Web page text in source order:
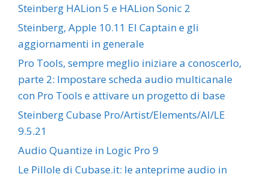
Steinberg HALion 5 e HALion Sonic 2
Steinberg, Apple 10.11 El Captain e gli
aggiornamenti in generale
Pro Tools, sempre meglio iniziare a conoscerlo,
parte 2: Impostare scheda audio multicanale
con Pro Tools e attivare un progetto di base
Steinberg Cubase Pro/Artist/Elements/AI/LE
9.5.21
Audio Quantize in Logic Pro 9
Le Pillole di Cubase.it: le anteprime audio in